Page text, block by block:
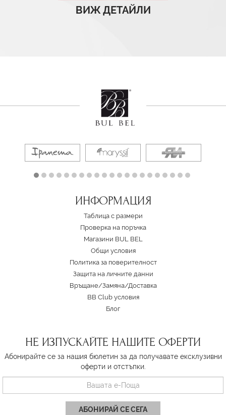
ВИЖ ДЕТАЙЛИ
ИНФОРМАЦИЯ
Таблица с размери
Проверка на поръчка
Магазини BUL BEL
Oбщи условия
Политика за поверителност
Защита на личните данни
Връщане/Замяна/Доставка
BB Club условия
Блог
НЕ ИЗПУСКАЙТЕ НАШИТЕ ОФЕРТИ
Абонирайте се за нашия бюлетин за да получавате ексклузивни
оферти и отстъпки.
АБОНИРАЙ СЕ СЕГА